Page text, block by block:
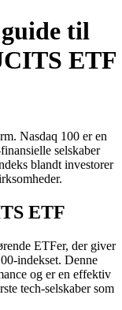
til
ETF
Nasdaq 100 er en
selskaber
blandt investorer
ETF
ETFer, der giver
indekset. Denne
og er en effektiv
tech-selskaber som